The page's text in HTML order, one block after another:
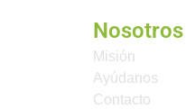
Nosotros
Misión
Ayúdanos
Contacto